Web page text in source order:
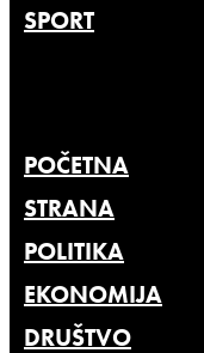
SPORT
POČETNA
STRANA
POLITIKA
EKONOMIJA
DRUŠTVO